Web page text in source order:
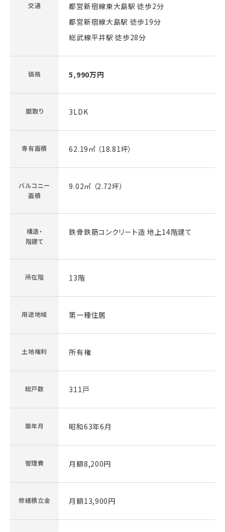
交通
都営新宿線東大島駅 徒歩2分
都営新宿線大島駅 徒歩19分
総武線平井駅 徒歩28分
価格 5,990万円
間取り 3LDK
専有面積 62.19㎡ （18.81坪）
バルコニー
面積
9.02㎡ （2.72坪）
構造・
階建て
鉄骨鉄筋コンクリート造 地上14階建て
所在階 13階
用途地域 第一種住居
土地権利 所有権
総戸数 311戸
築年月 昭和63年6月
管理費 月額8,200円
修繕積立金 月額13,900円